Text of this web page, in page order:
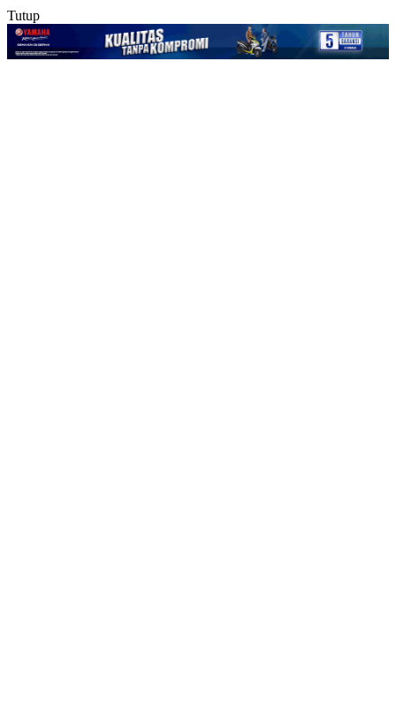
Tutup